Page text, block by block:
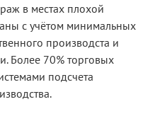
в местах плохой
с учётом минимальных
производста и
Более 70% торговых
подсчета